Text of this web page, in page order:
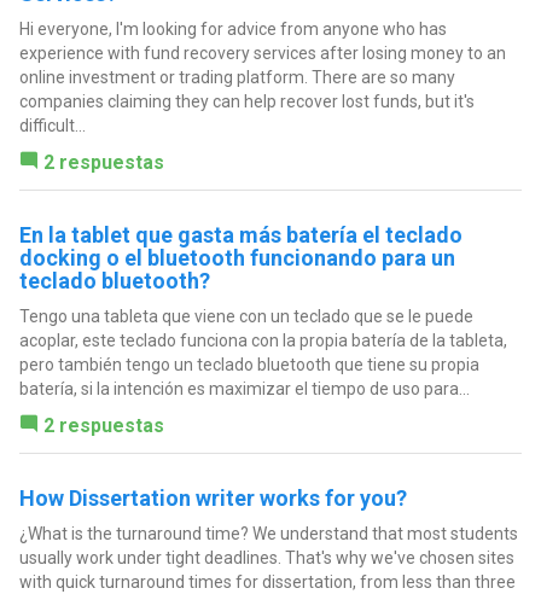
Hi everyone, I'm looking for advice from anyone who has
experience with fund recovery services after losing money to an
online investment or trading platform. There are so many
companies claiming they can help recover lost funds, but it's
difficult...
2 respuestas
En la tablet que gasta más batería el teclado
docking o el bluetooth funcionando para un
teclado bluetooth?
Tengo una tableta que viene con un teclado que se le puede
acoplar, este teclado funciona con la propia batería de la tableta,
pero también tengo un teclado bluetooth que tiene su propia
batería, si la intención es maximizar el tiempo de uso para...
2 respuestas
How Dissertation writer works for you?
¿What is the turnaround time? We understand that most students
usually work under tight deadlines. That's why we've chosen sites
with quick turnaround times for dissertation, from less than three